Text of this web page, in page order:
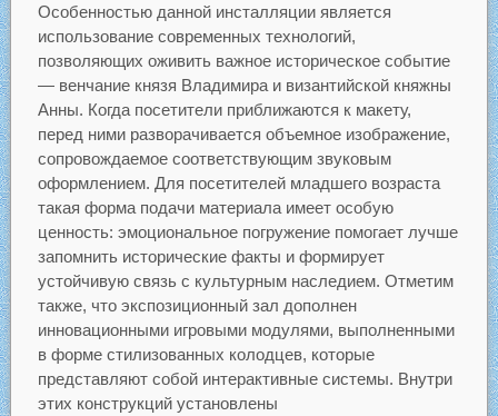
Особенностью данной инсталляции является
использование современных технологий,
позволяющих оживить важное историческое событие
— венчание князя Владимира и византийской княжны
Анны. Когда посетители приближаются к макету,
перед ними разворачивается объемное изображение,
сопровождаемое соответствующим звуковым
оформлением. Для посетителей младшего возраста
такая форма подачи материала имеет особую
ценность: эмоциональное погружение помогает лучше
запомнить исторические факты и формирует
устойчивую связь с культурным наследием. Отметим
также, что экспозиционный зал дополнен
инновационными игровыми модулями, выполненными
в форме стилизованных колодцев, которые
представляют собой интерактивные системы. Внутри
этих конструкций установлены